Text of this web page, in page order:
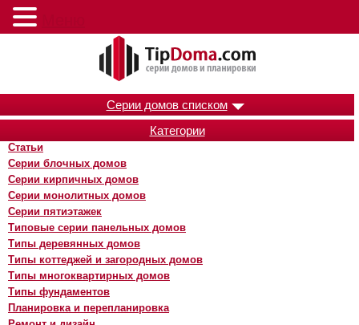
Серии домов списком
Категории
Статьи
Серии блочных домов
Серии кирпичных домов
Серии монолитных домов
Серии пятиэтажек
Типовые серии панельных домов
Типы деревянных домов
Типы коттеджей и загородных домов
Типы многоквартирных домов
Типы фундаментов
Планировка и перепланировка